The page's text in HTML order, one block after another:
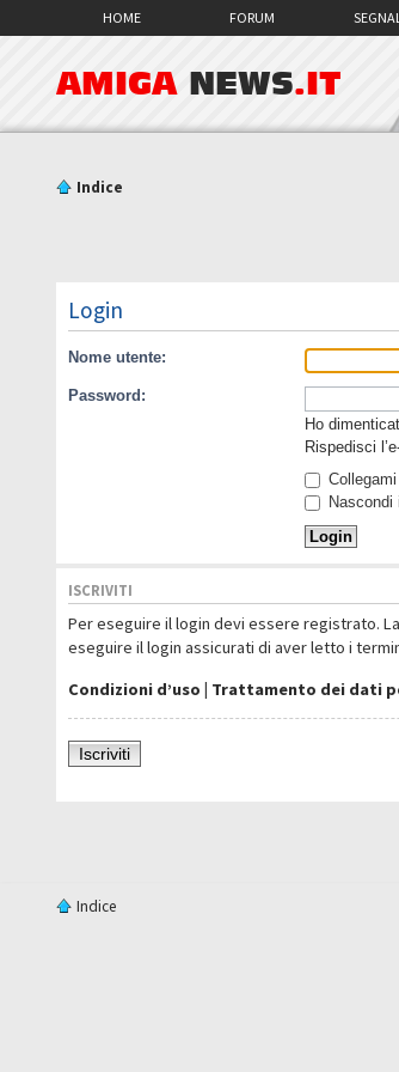
HOME FORUM
AMIGA NEWS.IT
Indice
Login
Nome utente:
Password:
Ho
Rispedisci
ISCRIVITI
Per eseguire il login devi essere registrato.
eseguire il login assicurati di aver letto i
Condizioni d’uso | Trattamento dei dati
Iscriviti
Indice